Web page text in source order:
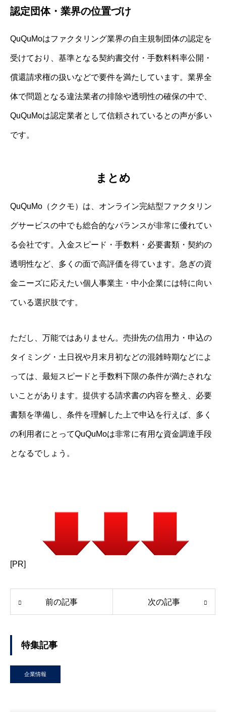
認定団体・業界の位置づけ
QuQuMoはファクタリング業界の自主規制団体の認定を
受けており、基準となる契約書交付・手数料料率公開・
償還請求権の扱いなどで要件を満たしています。業界全
体で問題となる違法業者の排除や透明性の確保の中で、
QuQuMoは認定業者として信頼されているとの声が多い
です。
まとめ
QuQuMo（ククモ）は、オンライン完結型ファクタリン
グサービスの中でも総合的なバランスが非常に優れてい
る会社です。入金スピード・手数料・必要書類・契約の
透明性など、多くの面で高評価を得ています。急ぎの資
金ニーズに応えたい個人事業主・中小企業には特に向い
ている選択肢です。
ただし、万能ではありません。売掛先の信用力・申込の
タイミング・土日祝や月末月初などの混雑時期などによ
っては、最短スピードと手数料下限の条件が満たされな
いことがあります。提供する請求書の内容を整え、必要
書類を準備し、条件を理解した上で申込を行えば、多く
の利用者にとってQuQuMoは非常に有用な資金調達手段
となるでしょう。
[PR]
前の記事 次の記事
特集記事
企業情報